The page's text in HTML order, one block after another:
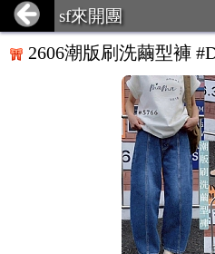
sf來開團
2606潮版刷洗繭型褲